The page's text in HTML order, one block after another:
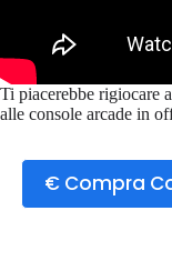
Ti piacerebbe rigiocare
alle console arcade in
€ Compra